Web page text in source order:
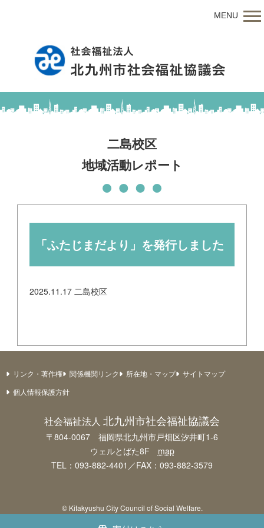
MENU
二島校区
地域活動レポート
「ふたじまだより」を発行しました
2025.11.17 二島校区
リンク・著作権 関係機関リンク 所在地・マップ
サイトマップ
個人情報保護方針
社会福祉法人 北九州市社会福祉協議会
〒804-0067 福岡県北九州市戸畑区汐井町1-6
ウェルとばた8F map
TEL：093-882-4401／FAX：093-882-3579
© Kitakyushu City Council of Social Welfare.